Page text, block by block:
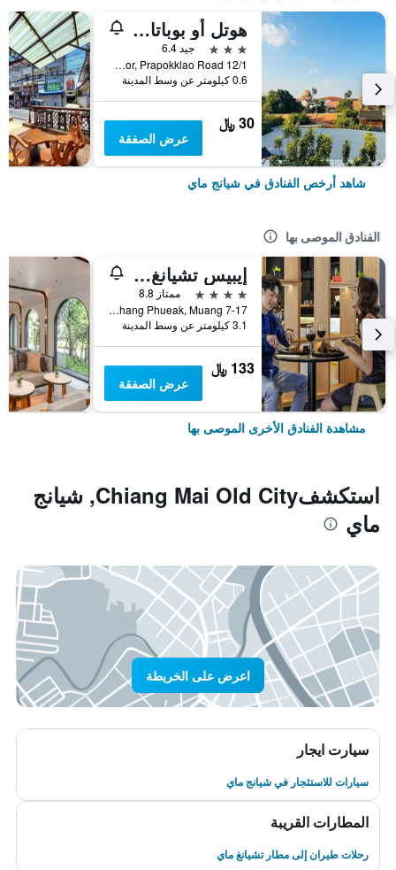
هوتل أو بوباتارا تشيانغماي
3 نجوم
جيد 6.4
12/1 Soi 4 Kor, Prapokklao Road, شيانج ماي, تايلاند
0.6 كيلومتر عن وسط المدينة
30 ﷼
عرض الصفقة
شاهد أرخص الفنادق في شيانج ماي
الفنادق الموصى بها
إيبيس تشيانغ ماي نيمان جورنيوب
4 نجوم
ممتاز 8.8
7-17 Moo 2, Huay Kaew Road Chang Phueak, Muang, شيانج ماي, تايلاند
3.1 كيلومتر عن وسط المدينة
133 ﷼
عرض الصفقة
مشاهدة الفنادق الأخرى الموصى بها
استكشفChiang Mai Old City, شيانج
ماي
اعرض على الخريطة
سيارت ايجار
سيارات للاستئجار في شيانج ماي
المطارات القريبة
رحلات طيران إلى مطار تشيانغ ماي